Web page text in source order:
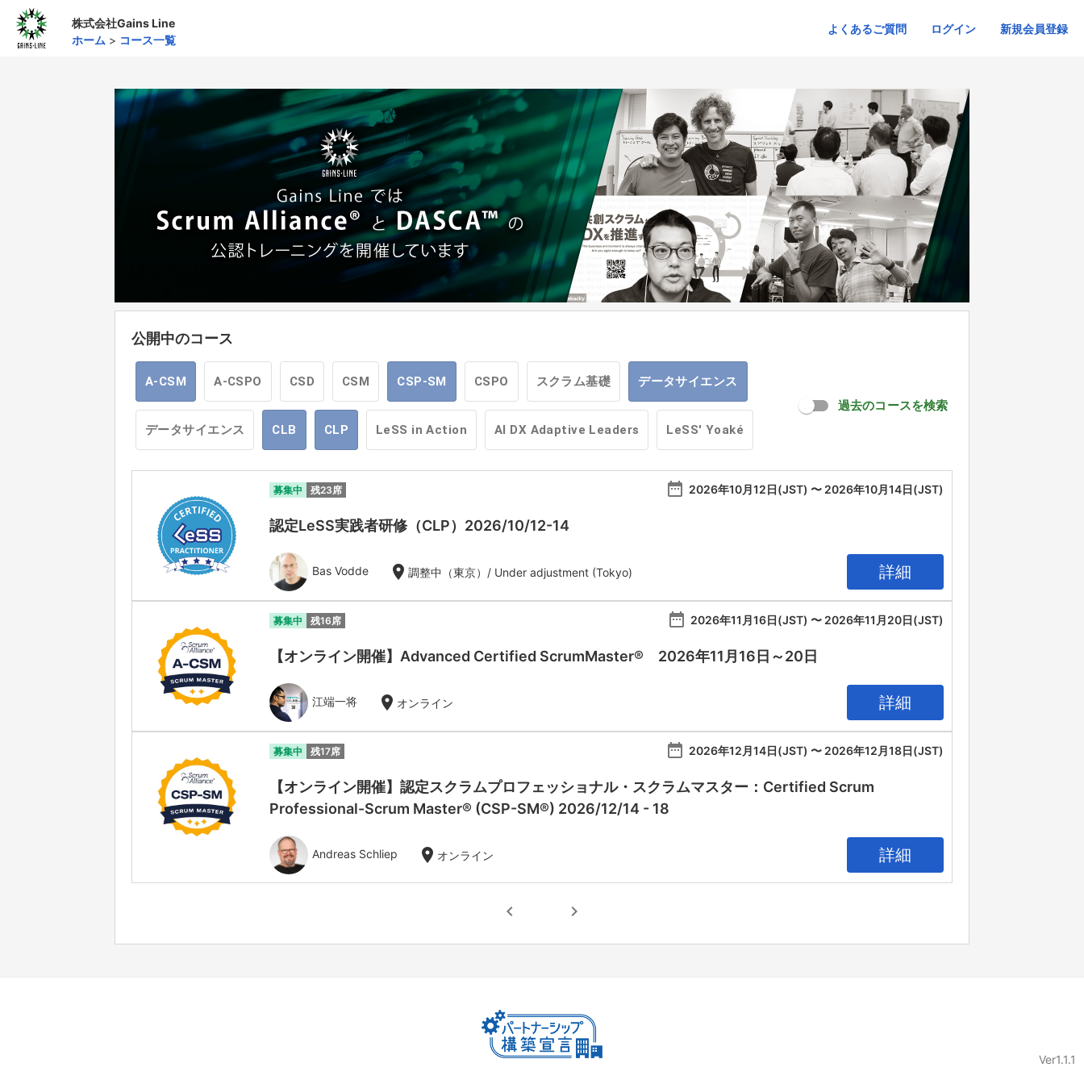
株式会社Gains Line
ホーム > コース一覧
よくあるご質問 ログイン 新規会員登録
公開中のコース
A-CSM A-CSPO CSD CSM CSP-SM CSPO スクラム基礎 データサイエンス
データサイエンス CLB CLP LeSS in Action AI DX Adaptive Leaders LeSS' Yoaké
過去のコースを検索
募集中 残23席 date_range 2026年10月12日(JST) 〜 2026年10月14日(JST)
認定LeSS実践者研修（CLP）2026/10/12-14
Bas Vodde location_on 調整中（東京）/ Under adjustment (Tokyo) 詳細
募集中 残16席 date_range 2026年11月16日(JST) 〜 2026年11月20日(JST)
【オンライン開催】Advanced Certified ScrumMaster® 2026年11月16日～20日
江端一将 location_on オンライン 詳細
募集中 残17席 date_range 2026年12月14日(JST) 〜 2026年12月18日(JST)
【オンライン開催】認定スクラムプロフェッショナル・スクラムマスター：Certified Scrum
Professional-Scrum Master® (CSP-SM®) 2026/12/14 - 18
Andreas Schliep location_on オンライン 詳細
chevron_left chevron_right
Ver1.1.1